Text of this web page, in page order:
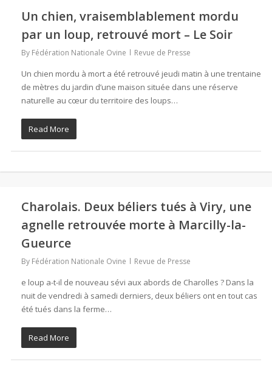
Un chien, vraisemblablement mordu
par un loup, retrouvé mort – Le Soir
By Fédération Nationale Ovine Revue de Presse
Un chien mordu à mort a été retrouvé jeudi matin à une trentaine
de mètres du jardin d’une maison située dans une réserve
naturelle au cœur du territoire des loups…
Read More
Charolais. Deux béliers tués à Viry, une
agnelle retrouvée morte à Marcilly-la-
Gueurce
By Fédération Nationale Ovine Revue de Presse
e loup a-t-il de nouveau sévi aux abords de Charolles ? Dans la
nuit de vendredi à samedi derniers, deux béliers ont en tout cas
été tués dans la ferme…
Read More